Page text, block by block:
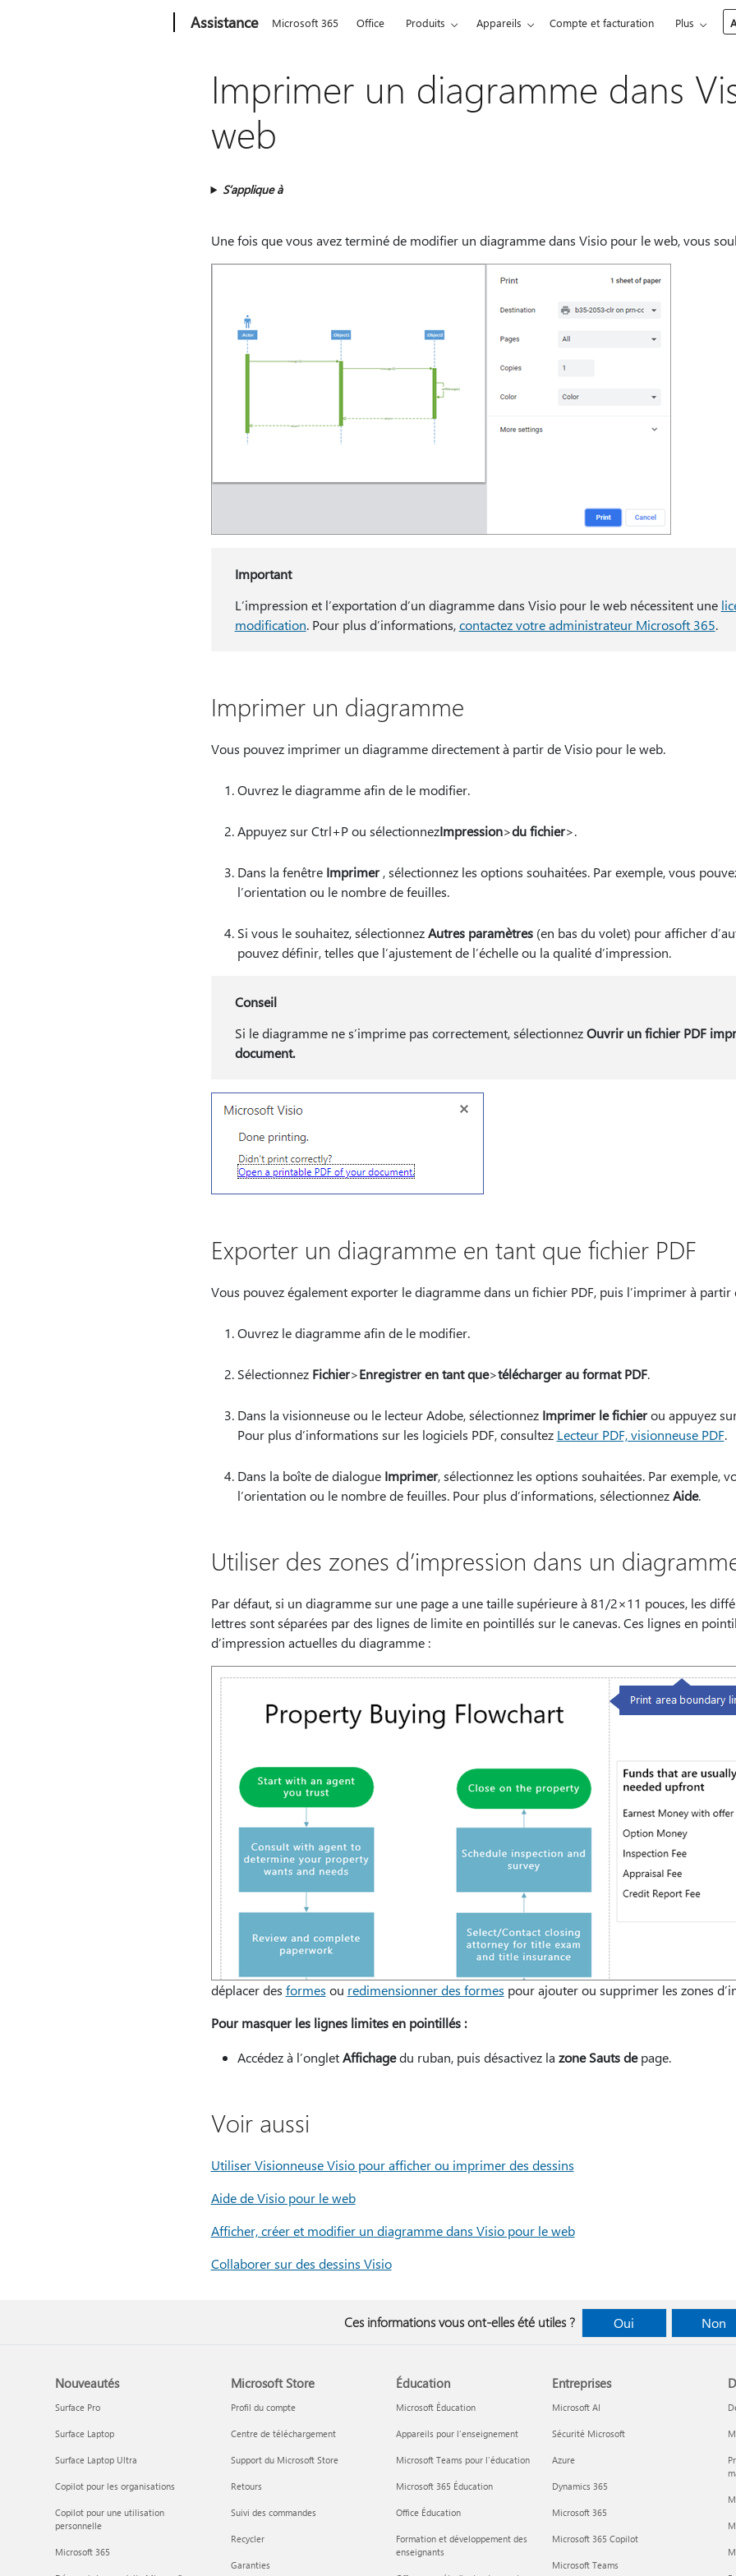
Assistance Microsoft 365 Office Produits Appareils Compte et facturation Plus
Imprimer un diagramme dans
web
S’applique à
Une fois que vous avez terminé de modifier un diagramme dans Visio pour le web, vous
Important
L’impression et l’exportation d’un diagramme dans Visio pour le web nécessitent une
modification. Pour plus d’informations,contactez votre administrateur Microsoft 365.
Imprimer un diagramme
Vous pouvez imprimer un diagramme directement à partir de Visio pour le web.
Ouvrez le diagramme afin de le modifier.
Appuyez sur Ctrl+P ou sélectionnezImpression>du fichier>.
Dans la fenêtre Imprimer, sélectionnez les options souhaitées. Par exemple, vous
l’orientation ou le nombre de feuilles.
Si vous le souhaitez, sélectionnezAutres paramètres(en bas du volet) pour afficher
pouvez définir, telles que l’ajustement de l’échelle ou la qualité d’impression.
Conseil
Si le diagramme ne s’imprime pas correctement, sélectionnezOuvrir un fichier PDF
document.
Exporter un diagramme en tant que fichier PDF
Vous pouvez également exporter le diagramme dans un fichier PDF, puis l’imprimer à partir
Ouvrez le diagramme afin de le modifier.
Sélectionnez Fichier>Enregistrer en tant que>télécharger au format PDF.
Dans la visionneuse ou le lecteur Adobe, sélectionnez Imprimer le fichierou appuyez
Pour plus d’informations sur les logiciels PDF, consultez Lecteur PDF, visionneuse PDF.
Dans la boîte de dialogue Imprimer, sélectionnez les options souhaitées. Par exemple,
l’orientation ou le nombre de feuilles. Pour plus d’informations, sélectionnezAide.
Utiliser des zones d’impression dans un
Par défaut, si un diagramme sur une page a une taille supérieure à 81/2×11 pouces, les
lettres sont séparées par des lignes de limite en pointillés sur le canevas. Ces lignes en
d’impression actuelles du diagramme :
déplacer des formes ou redimensionner des formes pour ajouter ou supprimer les zones
Pour masquer les lignes limites en pointillés :
Accédez à l’ongletAffichagedu ruban, puis désactivez la zone Sauts depage.
Voir aussi
Utiliser Visionneuse Visio pour afficher ou imprimer des dessins
Aide de Visio pour le web
Afficher, créer et modifier un diagramme dans Visio pour le web
Collaborer sur des dessins Visio
Ces informations vous ont-elles été utiles ? Oui Non
Nouveautés
Surface Pro
Surface Laptop
Surface Laptop Ultra
Copilot pour les organisations
Copilot pour une utilisation
personnelle
Microsoft 365
Microsoft Store
Profil du compte
Centre de téléchargement
Support du Microsoft Store
Retours
Suivi des commandes
Recycler
Garanties
Éducation
Microsoft Éducation
Appareils pour l’enseignement
Microsoft Teams pour l’éducation
Microsoft 365 Éducation
Office Éducation
Formation et développement des
enseignants
Entreprises
Microsoft AI
Sécurité Microsoft
Azure
Dynamics 365
Microsoft 365
Microsoft 365 Copilot
Microsoft Teams